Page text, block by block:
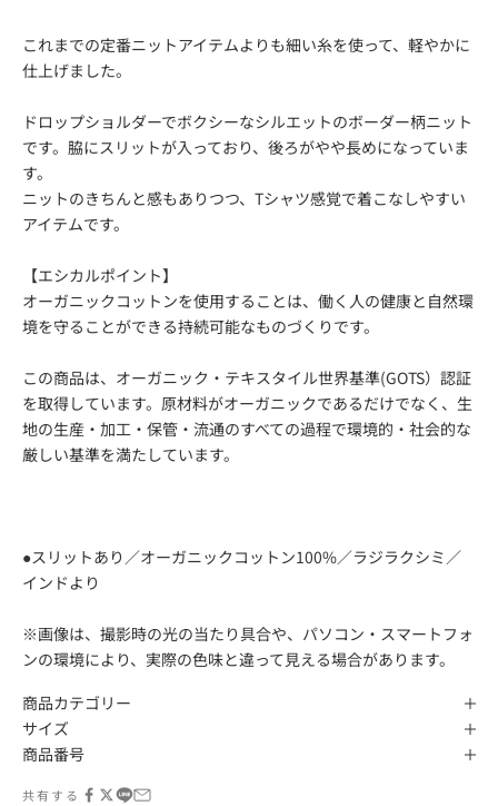
これまでの定番ニットアイテムよりも細い糸を使って、軽やかに
仕上げました。
ドロップショルダーでボクシーなシルエットのボーダー柄ニット
です。脇にスリットが入っており、後ろがやや長めになっていま
す。
ニットのきちんと感もありつつ、Tシャツ感覚で着こなしやすい
アイテムです。
【エシカルポイント】
オーガニックコットンを使用することは、働く人の健康と自然環
境を守ることができる持続可能なものづくりです。
この商品は、オーガニック・テキスタイル世界基準(GOTS）認証
を取得しています。原材料がオーガニックであるだけでなく、生
地の生産・加工・保管・流通のすべての過程で環境的・社会的な
厳しい基準を満たしています。
●スリットあり／オーガニックコットン100%／ラジラクシミ／
インドより
※画像は、撮影時の光の当たり具合や、パソコン・スマートフォ
ンの環境により、実際の色味と違って見える場合があります。
商品カテゴリー
サイズ
商品番号
共有する